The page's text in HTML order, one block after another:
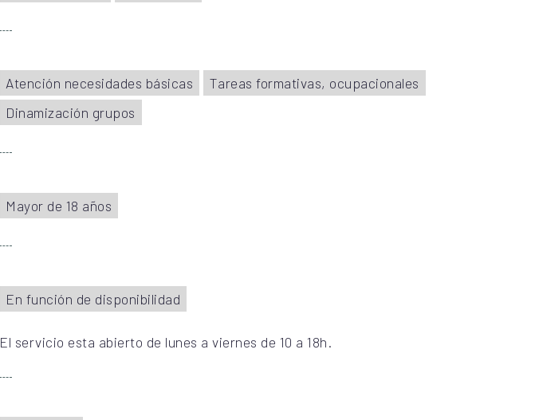
Atención necesidades básicas
Tareas formativas, ocupacionales
Dinamización grupos
Mayor de 18 años
En función de disponibilidad
El servicio esta abierto de lunes a viernes de 10 a 18h.